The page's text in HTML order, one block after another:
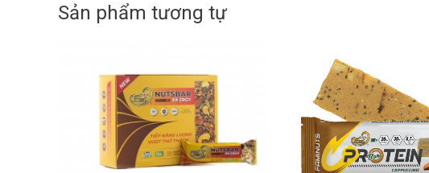
Sản phẩm tương tự